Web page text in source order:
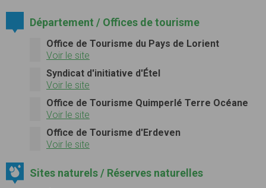
Département / Offices de tourisme
Office de Tourisme du Pays de Lorient
Voir le site
Syndicat d'initiative d'Étel
Voir le site
Office de Tourisme Quimperlé Terre Océane
Voir le site
Office de Tourisme d'Erdeven
Voir le site
Sites naturels / Réserves naturelles